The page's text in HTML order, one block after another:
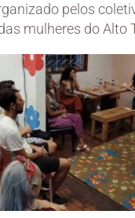
pelos
mulheres do Alto